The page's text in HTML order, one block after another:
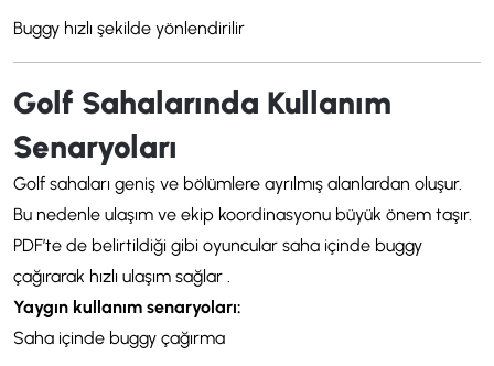
Buggy hızlı şekilde yönlendirilir
Golf Sahalarında Kullanım
Senaryoları
Golf sahaları geniş ve bölümlere ayrılmış alanlardan oluşur.
Bu nedenle ulaşım ve ekip koordinasyonu büyük önem taşır.
PDF’te de belirtildiği gibi oyuncular saha içinde buggy
çağırarak hızlı ulaşım sağlar .
Yaygın kullanım senaryoları:
Saha içinde buggy çağırma